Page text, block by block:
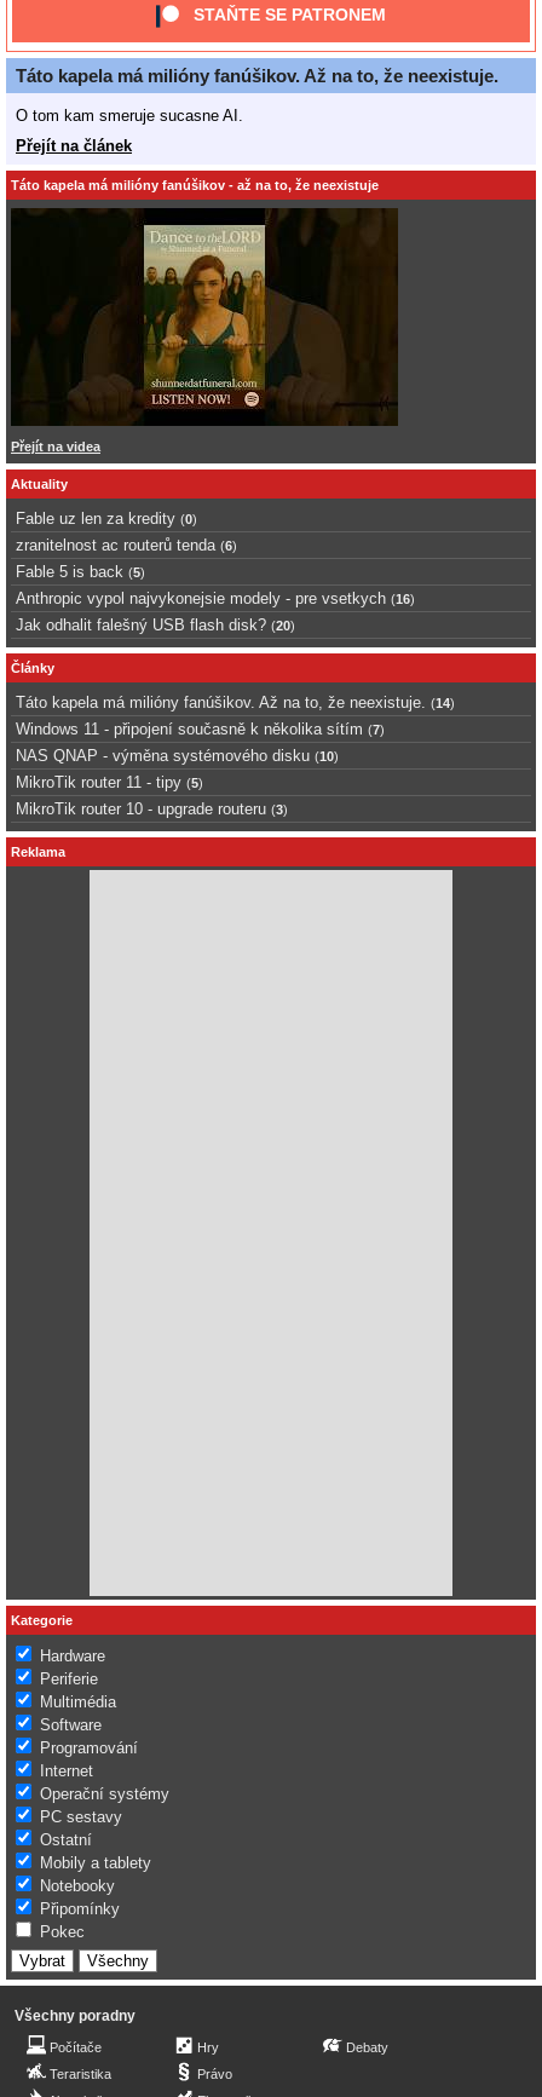
STAŇTE SE PATRONEM
Táto kapela má milióny fanúšikov. Až na to, že neexistuje.
O tom kam smeruje sucasne AI.
Přejít na článek
Táto kapela má milióny fanúšikov - až na to, že neexistuje
Přejít na videa
Aktuality
Fable uz len za kredity (0)
zranitelnost ac routerů tenda (6)
Fable 5 is back (5)
Anthropic vypol najvykonejsie modely - pre vsetkych (16)
Jak odhalit falešný USB flash disk? (20)
Články
Táto kapela má milióny fanúšikov. Až na to, že neexistuje. (14)
Windows 11 - připojení současně k několika sítím (7)
NAS QNAP - výměna systémového disku (10)
MikroTik router 11 - tipy (5)
MikroTik router 10 - upgrade routeru (3)
Reklama
Kategorie
Hardware
Periferie
Multimédia
Software
Programování
Internet
Operační systémy
PC sestavy
Ostatní
Mobily a tablety
Notebooky
Připomínky
Pokec
Všechny poradny
Počítače
Teraristika
Hry
Právo
Debaty